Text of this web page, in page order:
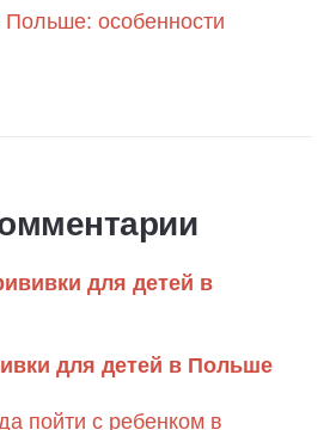
Польше: особенности
для детей в
для детей в Польше
пойти с ребенком в